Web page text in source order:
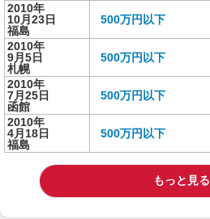
2010年
10月23日
福島
500万円以下
2010年
9月5日
札幌
500万円以下
2010年
7月25日
函館
500万円以下
2010年
4月18日
福島
500万円以下
もっと見る